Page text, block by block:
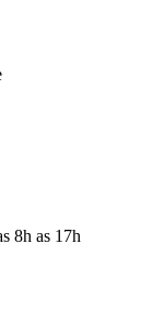
8h as 17h